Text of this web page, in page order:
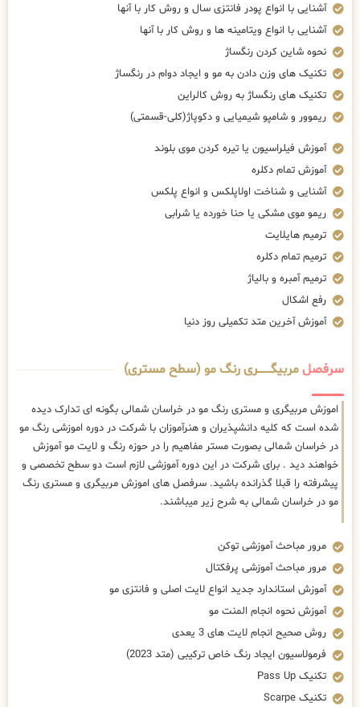
آشنایی با انواع پودر فانتزی سال و روش کار با آنها
آشنایی با انواع ویتامینه ها و روش کار با آنها
نحوه شاین کردن رنگساژ
تکنیک های وزن دادن به مو و ایجاد دوام در رنگساژ
تکنیک های رنگساژ به روش کالراین
ریموور و شامپو شیمیایی و دکوپاژ(کلی-قسمتی)
آموزش فیلراسیون یا تیره کردن موی بلوند
آموزش تمام دکلره
آشنایی و شناخت اولاپلکس و انواع پلکس
ریمو موی مشکی یا حنا خورده یا شرابی
ترمیم هایلایت
ترمیم تمام دکلره
ترمیم آمبره و بالیاژ
رفع اشکال
آموزش آخرین متد تکمیلی روز دنیا
سرفصلمربیگــــــــری رنگ مو (سطح مستری)
اموزش مربیگری و مستری رنگ مو در خراسان شمالی بگونه ای تدارک دیده
شده است که کلیه دانشپذیران و هنرآموزان با شرکت در دوره اموزشی رنگ مو
در خراسان شمالی بصورت مستر مفاهیم را در حوزه رنگ و لایت مو آموزش
خواهند دید . برای شرکت در این دوره آموزشی لازم است دو سطح تخصصی و
پیشرفته را قبلا گذرانده باشید. سرفصل های اموزش مربیگری و مستری رنگ
مو در خراسان شمالی به شرح زیر میباشند.
مرور مباحث آموزشی توکن
مرور مباحث آموزشی پرفکتال
آموزش استاندارد جدید انواع لایت اصلی و فانتزی مو
آموزش نحوه انجام المنت مو
روش صحیح انجام لایت های 3 یعدی
فرمولاسیون ایجاد رنگ خاص ترکیبی (متد 2023)
تکنیک Pass Up
تکنیک Scarpe